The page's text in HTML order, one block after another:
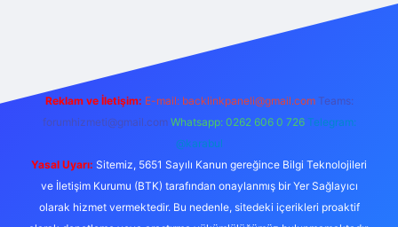
Reklam ve İletişim: E-mail: backlinkpaneli@gmail.com Teams:
forumhizmeti@gmail.com Whatsapp: 0262 606 0 726 Telegram:
@karabul
Yasal Uyarı: Sitemiz, 5651 Sayılı Kanun gereğince Bilgi Teknolojileri
ve İletişim Kurumu (BTK) tarafından onaylanmış bir Yer Sağlayıcı
olarak hizmet vermektedir. Bu nedenle, sitedeki içerikleri proaktif